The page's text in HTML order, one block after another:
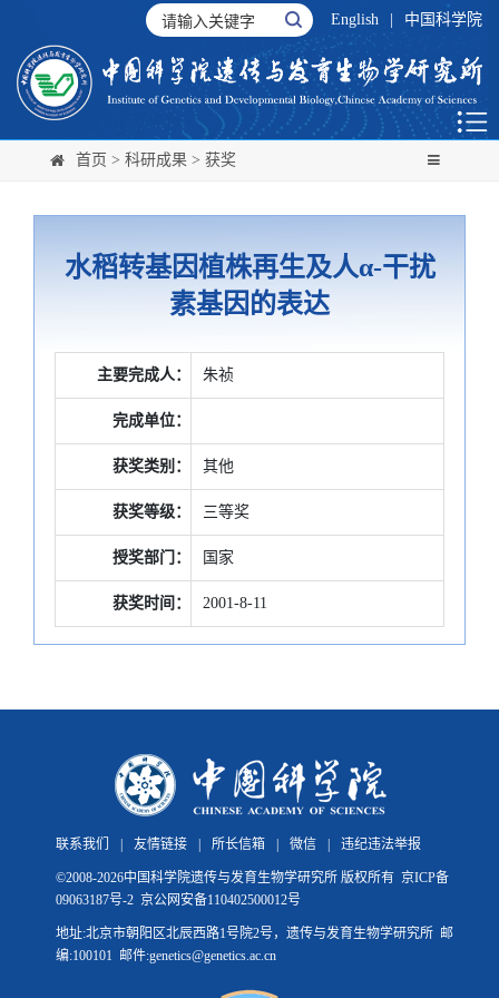
English 中国科学院
首页 > 科研成果 > 获奖
水稻转基因植株再生及人α-干扰
素基因的表达
主要完成人： 朱祯
完成单位：
获奖类别： 其他
获奖等级： 三等奖
授奖部门： 国家
获奖时间： 2001-8-11
联系我们 友情链接 所长信箱 微信 违纪违法举报
©2008-2026中国科学院遗传与发育生物学研究所 版权所有 京ICP备
09063187号-2 京公网安备110402500012号
地址:北京市朝阳区北辰西路1号院2号，遗传与发育生物学研究所 邮
编:100101 邮件:genetics@genetics.ac.cn